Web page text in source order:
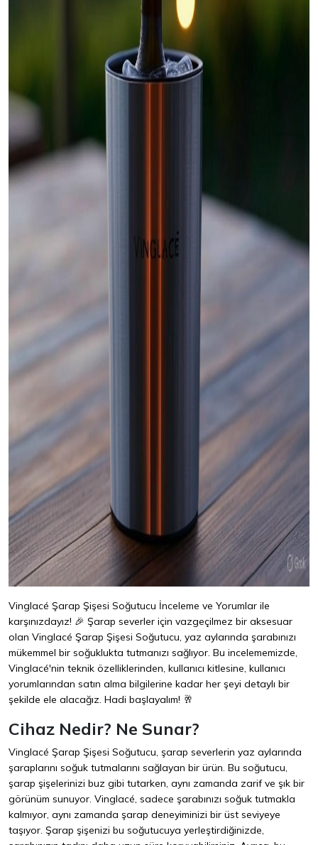
Vinglacé Şarap Şişesi Soğutucu İnceleme ve Yorumlar ile
karşınızdayız! 🎉 Şarap severler için vazgeçilmez bir aksesuar
olan Vinglacé Şarap Şişesi Soğutucu, yaz aylarında şarabınızı
mükemmel bir soğuklukta tutmanızı sağlıyor. Bu incelememizde,
Vinglacé'nin teknik özelliklerinden, kullanıcı kitlesine, kullanıcı
yorumlarından satın alma bilgilerine kadar her şeyi detaylı bir
şekilde ele alacağız. Hadi başlayalım! 🥂
Cihaz Nedir? Ne Sunar?
Vinglacé Şarap Şişesi Soğutucu, şarap severlerin yaz aylarında
şaraplarını soğuk tutmalarını sağlayan bir ürün. Bu soğutucu,
şarap şişelerinizi buz gibi tutarken, aynı zamanda zarif ve şık bir
görünüm sunuyor. Vinglacé, sadece şarabınızı soğuk tutmakla
kalmıyor, aynı zamanda şarap deneyiminizi bir üst seviyeye
taşıyor. Şarap şişenizi bu soğutucuya yerleştirdiğinizde,